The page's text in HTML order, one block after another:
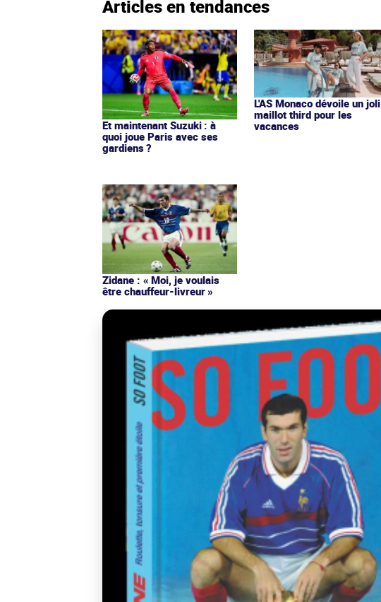
Articles en tendances
Et maintenant Suzuki : à
quoi joue Paris avec ses
gardiens ?
L'AS Monaco dévoile un joli
maillot third pour les
vacances
Zidane : « Moi, je voulais
être chauffeur-livreur »